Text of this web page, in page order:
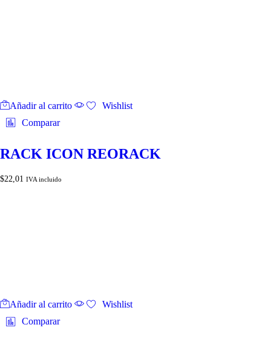
Añadir al carrito
Wishlist
Comparar
RACK ICON REORACK
$22,01 IVA incluido
Añadir al carrito
Wishlist
Comparar